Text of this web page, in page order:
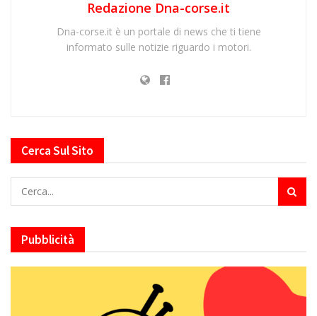
Redazione Dna-corse.it
Dna-corse.it è un portale di news che ti tiene
informato sulle notizie riguardo i motori.
Cerca Sul Sito
Pubblicità